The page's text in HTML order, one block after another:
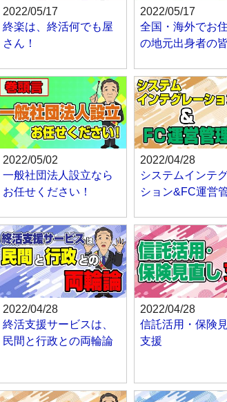
2022/05/17
終楽は、終活何でも屋
さん！
2022/05/17
全国・海外でお
の地元出身者の
2022/05/02
一般社団法人設立なら
お任せください！
2022/04/28
システムインテ
ション&FC運営
2022/04/28
終活支援サービスは、
民間と行政との両輪論
2022/04/28
信託活用・保険
支援